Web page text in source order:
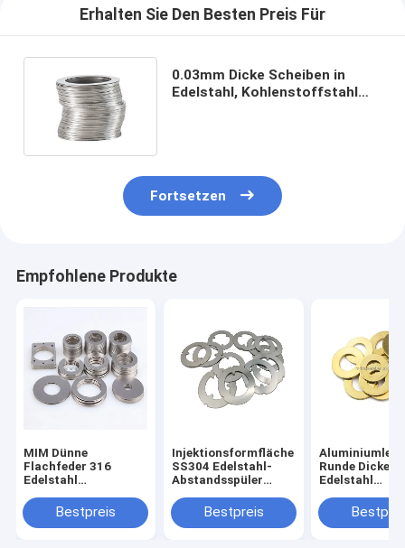
Erhalten Sie Den Besten Preis Für
0.03mm Dicke Scheiben in
Edelstahl, Kohlenstoffstahl
Fortsetzen
Empfohlene Produkte
MIM Dünne
Flachfeder 316
Edelstahl
Bestpreis
Injektionsformfläche
SS304 Edelstahl-
Abstandsspüler
individuellBestpreis
Runde Dicke
Edelstahl
Dünne
Quadratische